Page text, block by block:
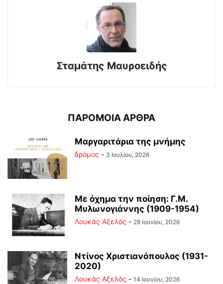
Σταμάτης Μαυροειδής
ΠΑΡΟΜΟΙΑ ΑΡΘΡΑ
Μαργαριτάρια της μνήμης
δρόμος - 3 Ιουλίου, 2026
Με όχημα την ποίηση: Γ.Μ.
Μυλωνογιάννης (1909-1954)
Λουκάς Αξελός - 28 Ιουνίου, 2026
Ντίνος Χριστιανόπουλος (1931-
2020)
Λουκάς Αξελός - 14 Ιουνίου, 2026